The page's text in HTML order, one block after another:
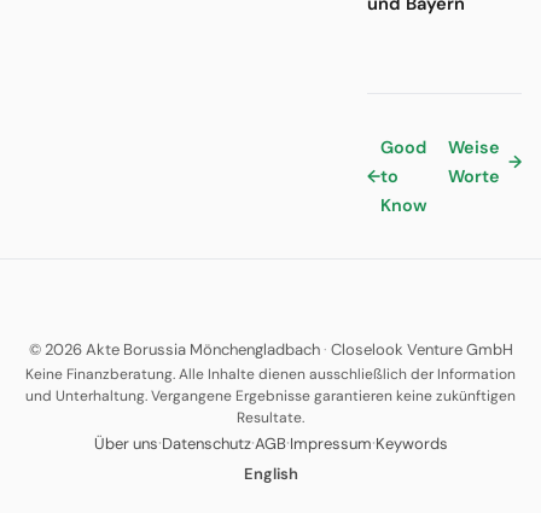
←
Good
to
Know
Weise
Worte
→
© 2026 Akte Borussia Mönchengladbach· Closelook Venture GmbH
Keine Finanzberatung. Alle Inhalte dienen ausschließlich der Information
und Unterhaltung. Vergangene Ergebnisse garantieren keine zukünftigen
Resultate.
Über uns·Datenschutz·AGB·Impressum·Keywords
English